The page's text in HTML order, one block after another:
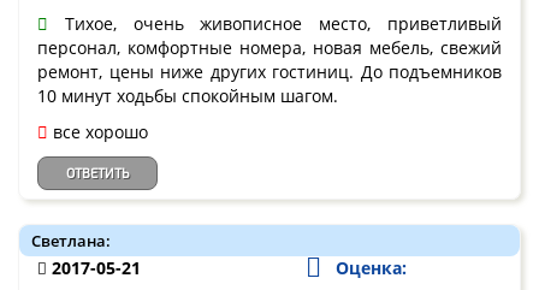
Тихое, очень живописное место, приветливый
персонал, комфортные номера, новая мебель, свежий
ремонт, цены ниже других гостиниц. До подъемников
10 минут ходьбы спокойным шагом.
все хорошо
ОТВЕТИТЬ
Светлана:
2017-05-21
Оценка: